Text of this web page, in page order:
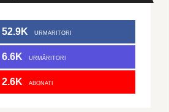
52.9K URMARITORI
6.6K URMĂRITORI
2.6K ABONATI